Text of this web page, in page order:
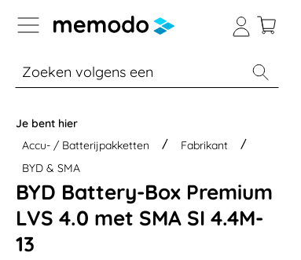
naar navigatie B2B-platform
% Sale Batterijopslag thuis
Je bent hier
Accu- / Batterijpakketten
Fabrikant
BYD & SMA
BYD Battery-Box Premium
LVS 4.0 met SMA SI 4.4M-
13